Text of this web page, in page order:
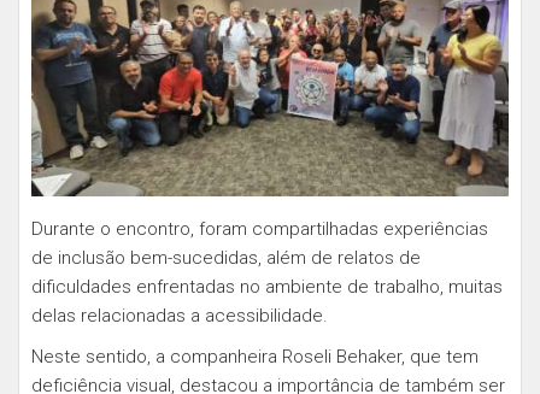
Durante o encontro, foram compartilhadas experiências
de inclusão bem-sucedidas, além de relatos de
dificuldades enfrentadas no ambiente de trabalho, muitas
delas relacionadas a acessibilidade.
Neste sentido, a companheira Roseli Behaker, que tem
deficiência visual, destacou a importância de também ser